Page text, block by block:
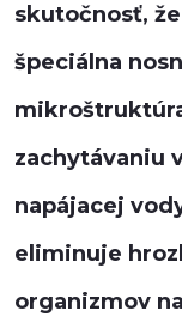
skutočnosť,
špeciálna
zachytávaniu
napájacej
eliminuje
organizmov